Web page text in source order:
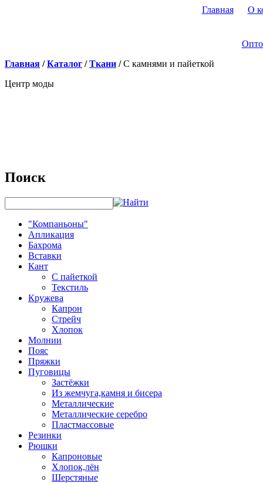
Главная О
Главная /Каталог /Ткани /С камнями и пайеткой
Центр моды
Поиск
"Компаньоны"
Апликация
Бахрома
Вставки
Кант
С пайеткой
Текстиль
Кружева
Капрон
Стрейч
Хлопок
Молнии
Пояс
Пряжки
Пуговицы
Застёжки
Из жемчуга,камня и бисера
Металлические
Металлические серебро
Пластмассовые
Резинки
Рюшки
Капроновые
Хлопок,лён
Шерстяные